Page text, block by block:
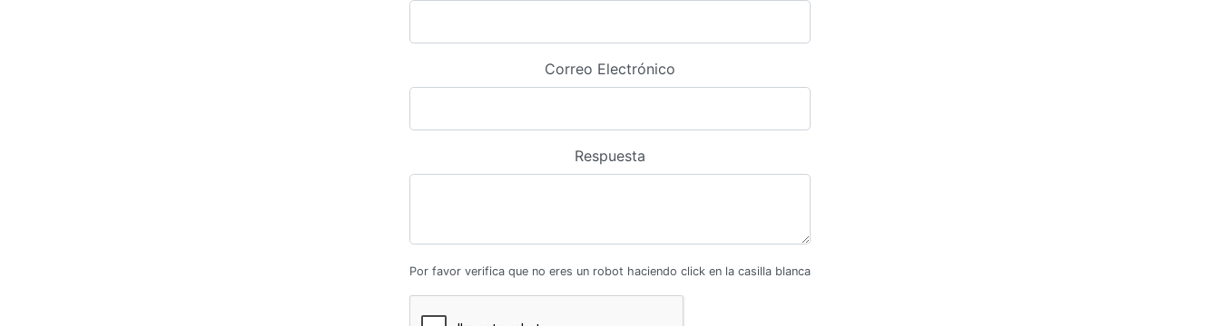
Correo Electrónico
Respuesta
Por favor verifica que no eres un robot haciendo click en la casilla blanca